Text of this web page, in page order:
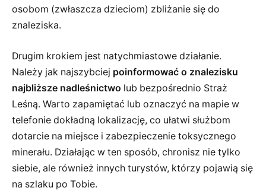
osobom (zwłaszcza dzieciom) zbliżanie się do
znaleziska.
Drugim krokiem jest natychmiastowe działanie.
Należy jak najszybciej poinformować o znalezisku
najbliższe nadleśnictwo lub bezpośrednio Straż
Leśną. Warto zapamiętać lub oznaczyć na mapie w
telefonie dokładną lokalizację, co ułatwi służbom
dotarcie na miejsce i zabezpieczenie toksycznego
minerału. Działając w ten sposób, chronisz nie tylko
siebie, ale również innych turystów, którzy pojawią się
na szlaku po Tobie.